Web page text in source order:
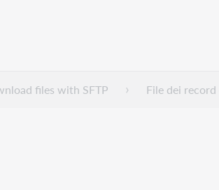
files with SFTP File dei